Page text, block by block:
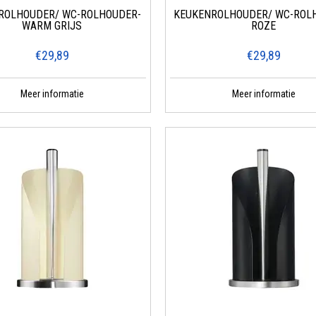
accessoires combineren retro design met moderne functionaliteit en
Met een breed scala aan kleuren en stijlen, biedt WESCO® accessoires die
WC-ROLHOUDER-
WARM GRIJS
€29,89
Meer informatie
KEUKENROLHOUDER/ WC-
ROZE
€29,89
Meer informatie